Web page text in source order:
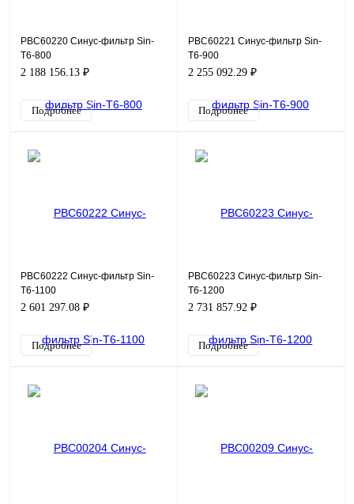
PBC60220 Синус-фильтр Sin-
T6-800
2 188 156.13 ₽
Подробнее
PBC60221 Синус-фильтр Sin-
T6-900
2 255 092.29 ₽
Подробнее
PBC60222 Синус-фильтр Sin-
T6-1100
2 601 297.08 ₽
Подробнее
PBC60223 Синус-фильтр Sin-
T6-1200
2 731 857.92 ₽
Подробнее